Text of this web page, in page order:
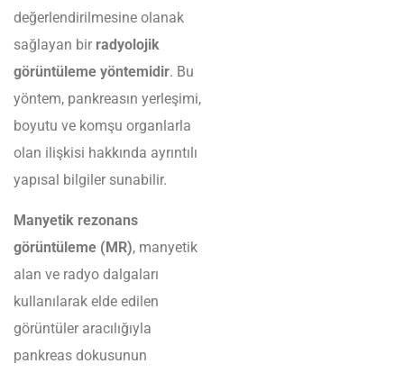
değerlendirilmesine olanak
sağlayan bir radyolojik
görüntüleme yöntemidir. Bu
yöntem, pankreasın yerleşimi,
boyutu ve komşu organlarla
olan ilişkisi hakkında ayrıntılı
yapısal bilgiler sunabilir.
Manyetik rezonans
görüntüleme (MR), manyetik
alan ve radyo dalgaları
kullanılarak elde edilen
görüntüler aracılığıyla
pankreas dokusunun